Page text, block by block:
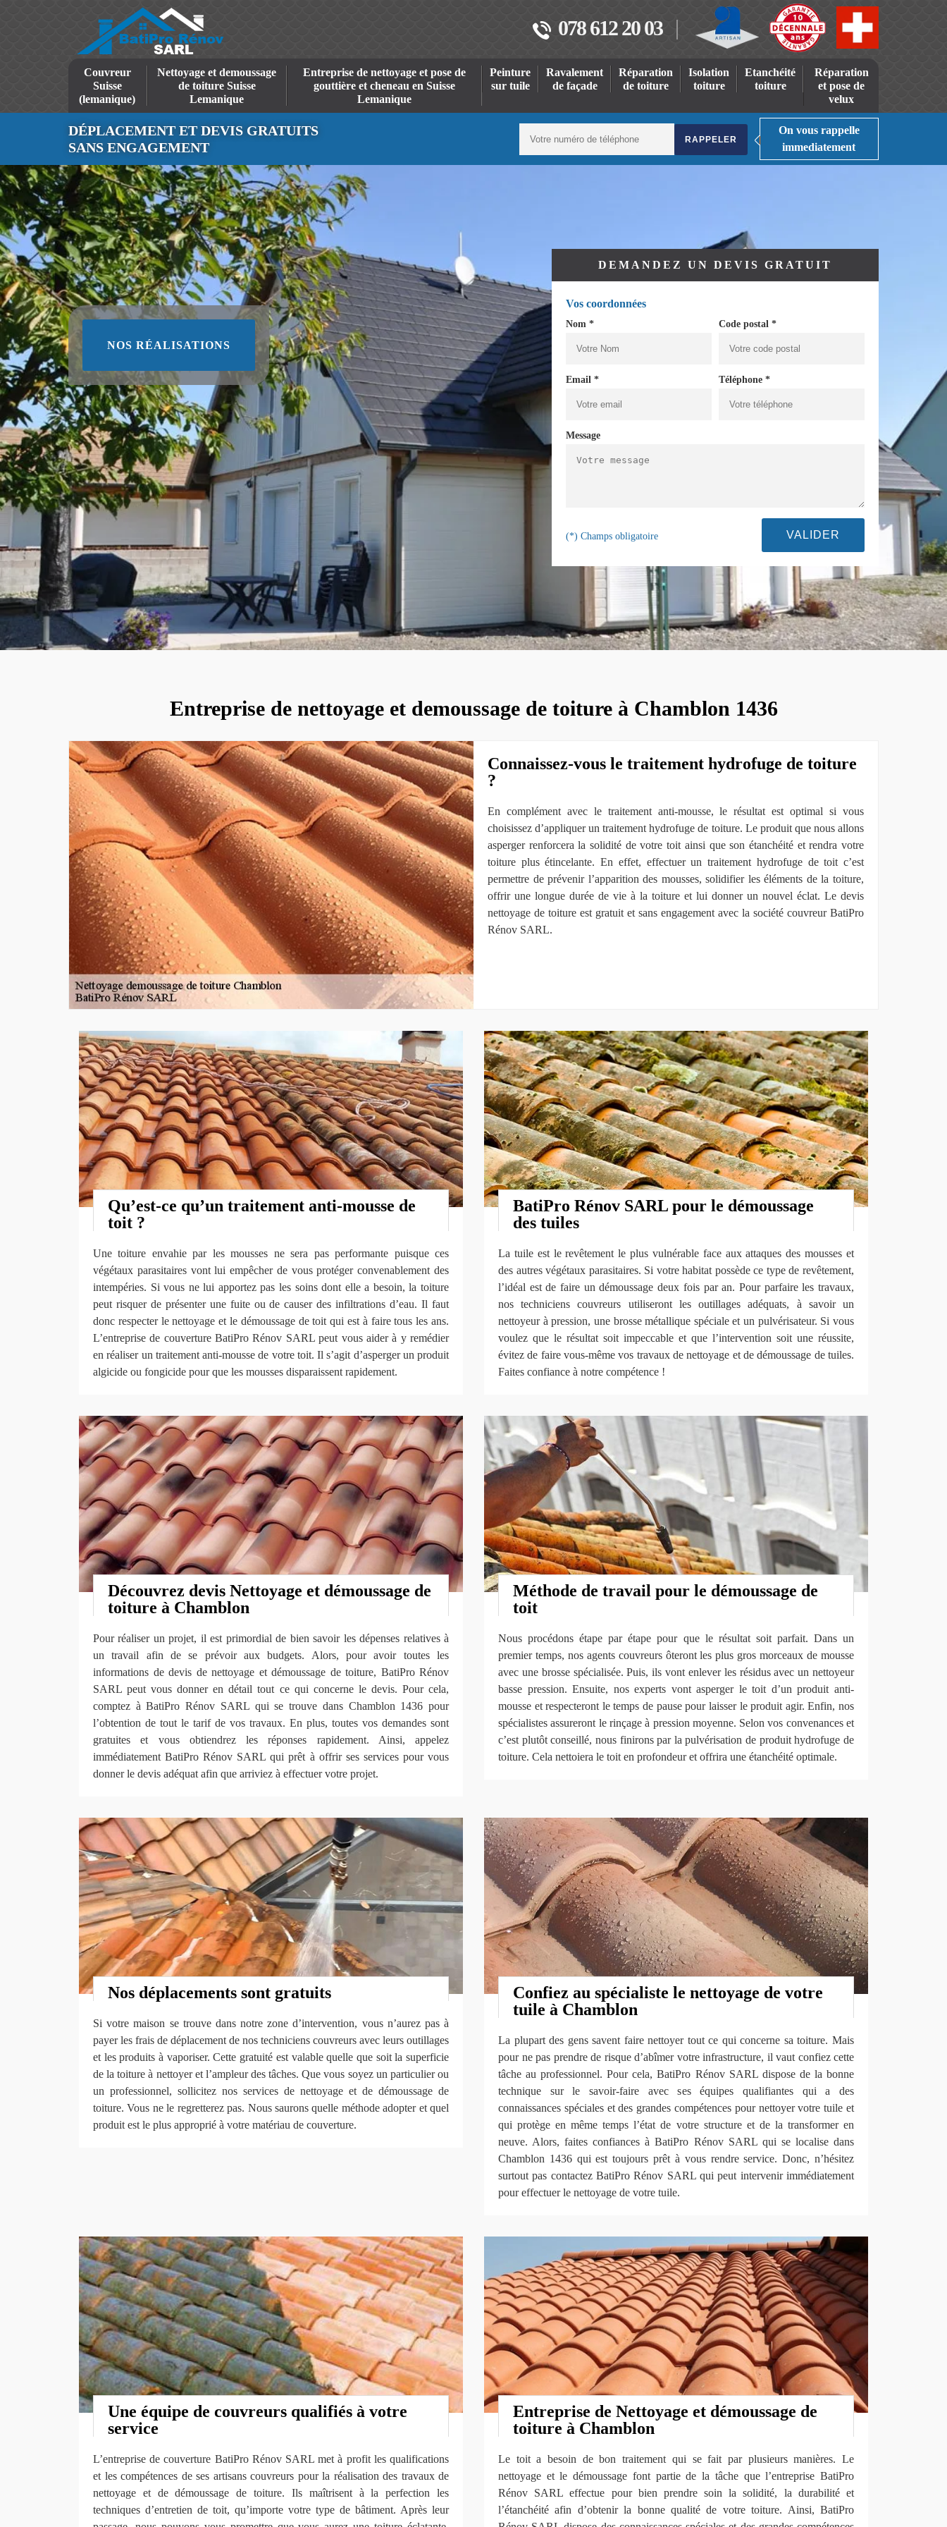
078 612 20 03
Couvreur
Suisse
(lemanique)
Nettoyage et demoussage
de toiture Suisse
Lemanique
Entreprise de nettoyage et pose de
gouttière et cheneau en Suisse
Lemanique
Peinture
sur tuile
Ravalement
de façade
Réparation
de toiture
Isolation
toiture
Etanchéité
toiture
Réparation
et pose de
velux
DÉPLACEMENT ET DEVIS GRATUITS
SANS ENGAGEMENT
On vous rappelle
immediatement
NOS RÉALISATIONS
DEMANDEZ UN DEVIS GRATUIT
Vos coordonnées
Nom * Code postal *
Email * Téléphone *
Message
(*) Champs obligatoire
Entreprise de nettoyage et demoussage de toiture à Chamblon 1436
Connaissez-vous le traitement hydrofuge de toiture
?
En complément avec le traitement anti-mousse, le résultat est optimal si vous
choisissez d’appliquer un traitement hydrofuge de toiture. Le produit que nous allons
asperger renforcera la solidité de votre toit ainsi que son étanchéité et rendra votre
toiture plus étincelante. En effet, effectuer un traitement hydrofuge de toit c’est
permettre de prévenir l’apparition des mousses, solidifier les éléments de la toiture,
offrir une longue durée de vie à la toiture et lui donner un nouvel éclat. Le devis
nettoyage de toiture est gratuit et sans engagement avec la société couvreur BatiPro
Rénov SARL.
Qu’est-ce qu’un traitement anti-mousse de
toit ?
Une toiture envahie par les mousses ne sera pas performante puisque ces
végétaux parasitaires vont lui empêcher de vous protéger convenablement des
intempéries. Si vous ne lui apportez pas les soins dont elle a besoin, la toiture
peut risquer de présenter une fuite ou de causer des infiltrations d’eau. Il faut
donc respecter le nettoyage et le démoussage de toit qui est à faire tous les ans.
L’entreprise de couverture BatiPro Rénov SARL peut vous aider à y remédier
en réaliser un traitement anti-mousse de votre toit. Il s’agit d’asperger un produit
algicide ou fongicide pour que les mousses disparaissent rapidement.
BatiPro Rénov SARL pour le démoussage
des tuiles
La tuile est le revêtement le plus vulnérable face aux attaques des mousses et
des autres végétaux parasitaires. Si votre habitat possède ce type de revêtement,
l’idéal est de faire un démoussage deux fois par an. Pour parfaire les travaux,
nos techniciens couvreurs utiliseront les outillages adéquats, à savoir un
nettoyeur à pression, une brosse métallique spéciale et un pulvérisateur. Si vous
voulez que le résultat soit impeccable et que l’intervention soit une réussite,
évitez de faire vous-même vos travaux de nettoyage et de démoussage de tuiles.
Faites confiance à notre compétence !
Découvrez devis Nettoyage et démoussage de
toiture à Chamblon
Pour réaliser un projet, il est primordial de bien savoir les dépenses relatives à
un travail afin de se prévoir aux budgets. Alors, pour avoir toutes les
informations de devis de nettoyage et démoussage de toiture, BatiPro Rénov
SARL peut vous donner en détail tout ce qui concerne le devis. Pour cela,
comptez à BatiPro Rénov SARL qui se trouve dans Chamblon 1436 pour
l’obtention de tout le tarif de vos travaux. En plus, toutes vos demandes sont
gratuites et vous obtiendrez les réponses rapidement. Ainsi, appelez
immédiatement BatiPro Rénov SARL qui prêt à offrir ses services pour vous
donner le devis adéquat afin que arriviez à effectuer votre projet.
Méthode de travail pour le démoussage de
toit
Nous procédons étape par étape pour que le résultat soit parfait. Dans un
premier temps, nos agents couvreurs ôteront les plus gros morceaux de mousse
avec une brosse spécialisée. Puis, ils vont enlever les résidus avec un nettoyeur
basse pression. Ensuite, nos experts vont asperger le toit d’un produit anti-
mousse et respecteront le temps de pause pour laisser le produit agir. Enfin, nos
spécialistes assureront le rinçage à pression moyenne. Selon vos convenances et
c’est plutôt conseillé, nous finirons par la pulvérisation de produit hydrofuge de
toiture. Cela nettoiera le toit en profondeur et offrira une étanchéité optimale.
Nos déplacements sont gratuits
Si votre maison se trouve dans notre zone d’intervention, vous n’aurez pas à
payer les frais de déplacement de nos techniciens couvreurs avec leurs outillages
et les produits à vaporiser. Cette gratuité est valable quelle que soit la superficie
de la toiture à nettoyer et l’ampleur des tâches. Que vous soyez un particulier ou
un professionnel, sollicitez nos services de nettoyage et de démoussage de
toiture. Vous ne le regretterez pas. Nous saurons quelle méthode adopter et quel
produit est le plus approprié à votre matériau de couverture.
Confiez au spécialiste le nettoyage de votre
tuile à Chamblon
La plupart des gens savent faire nettoyer tout ce qui concerne sa toiture. Mais
pour ne pas prendre de risque d’abîmer votre infrastructure, il vaut confiez cette
tâche au professionnel. Pour cela, BatiPro Rénov SARL dispose de la bonne
technique sur le savoir-faire avec ses équipes qualifiantes qui a des
connaissances spéciales et des grandes compétences pour nettoyer votre tuile et
qui protège en même temps l’état de votre structure et de la transformer en
neuve. Alors, faites confiances à BatiPro Rénov SARL qui se localise dans
Chamblon 1436 qui est toujours prêt à vous rendre service. Donc, n’hésitez
surtout pas contactez BatiPro Rénov SARL qui peut intervenir immédiatement
pour effectuer le nettoyage de votre tuile.
Une équipe de couvreurs qualifiés à votre
service
L’entreprise de couverture BatiPro Rénov SARL met à profit les qualifications
et les compétences de ses artisans couvreurs pour la réalisation des travaux de
nettoyage et de démoussage de toiture. Ils maîtrisent à la perfection les
techniques d’entretien de toit, qu’importe votre type de bâtiment. Après leur
Entreprise de Nettoyage et démoussage de
toiture à Chamblon
Le toit a besoin de bon traitement qui se fait par plusieurs manières. Le
nettoyage et le démoussage font partie de la tâche que l’entreprise BatiPro
Rénov SARL effectue pour bien prendre soin la solidité, la durabilité et
l’étanchéité afin d’obtenir la bonne qualité de votre toiture. Ainsi, BatiPro